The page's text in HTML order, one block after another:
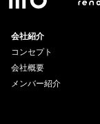
会社紹介
コンセプト
会社概要
メンバー紹介